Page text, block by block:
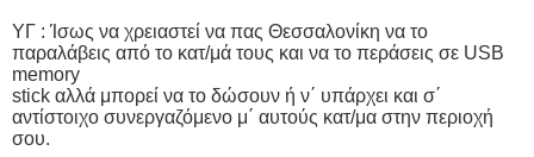
ΥΓ : Ίσως να χρειαστεί να πας Θεσσαλονίκη να το
παραλάβεις από το κατ/μά τους και να το περάσεις σε USB
memory
stick αλλά μπορεί να το δώσουν ή ν΄ υπάρχει και σ΄
αντίστοιχο συνεργαζόμενο μ΄ αυτούς κατ/μα στην περιοχή
σου.